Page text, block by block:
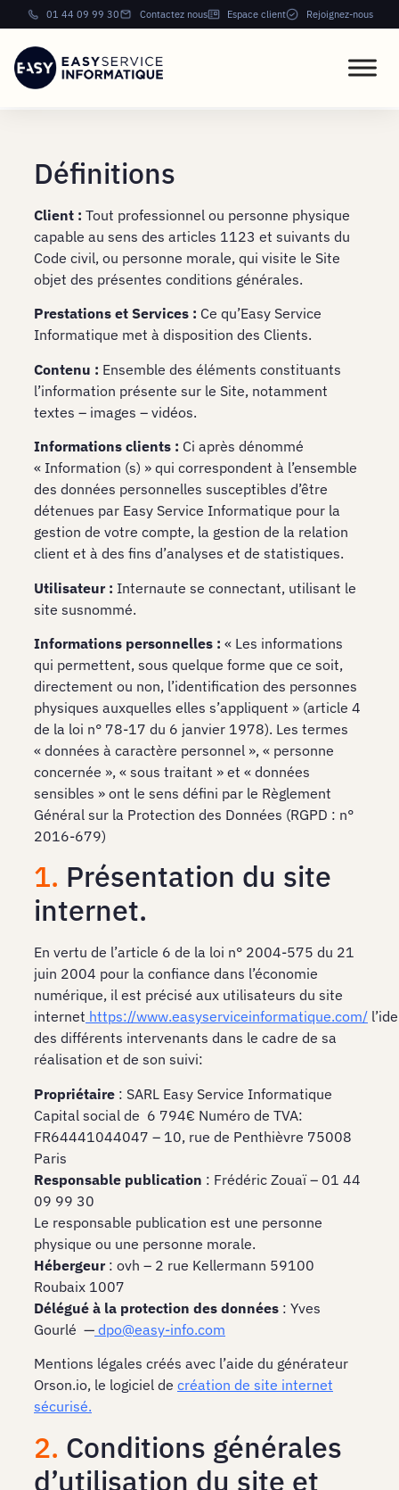
01 44 09 99 30 Contactez nous Espace client Rejoignez-nous
Définitions
Client : Tout professionnel ou personne physique
capable au sens des articles 1123 et suivants du
Code civil, ou personne morale, qui visite le Site
objet des présentes conditions générales.
Prestations et Services : Ce qu’Easy Service
Informatique met à disposition des Clients.
Contenu : Ensemble des éléments constituants
l’information présente sur le Site, notamment
textes – images – vidéos.
Informations clients : Ci après dénommé
« Information (s) » qui correspondent à l’ensemble
des données personnelles susceptibles d’être
détenues par Easy Service Informatique pour la
gestion de votre compte, la gestion de la relation
client et à des fins d’analyses et de statistiques.
Utilisateur : Internaute se connectant, utilisant le
site susnommé.
Informations personnelles : « Les informations
qui permettent, sous quelque forme que ce soit,
directement ou non, l’identification des personnes
physiques auxquelles elles s’appliquent » (article 4
de la loi n° 78-17 du 6 janvier 1978). Les termes
« données à caractère personnel », « personne
concernée », « sous traitant » et « données
sensibles » ont le sens défini par le Règlement
Général sur la Protection des Données (RGPD : n°
2016-679)
1. Présentation du site
internet.
En vertu de l’article 6 de la loi n° 2004-575 du 21
juin 2004 pour la confiance dans l’économie
numérique, il est précisé aux utilisateurs du site
internet https://www.easyserviceinformatique.com/
des différents intervenants dans le cadre de sa
réalisation et de son suivi:
Propriétaire : SARL Easy Service Informatique
Capital social de 6 794€ Numéro de TVA:
FR64441044047 – 10, rue de Penthièvre 75008
Paris
Responsable publication : Frédéric Zouaï – 01 44
09 99 30
Le responsable publication est une personne
physique ou une personne morale.
Hébergeur: ovh – 2 rue Kellermann 59100
Roubaix 1007
Délégué à la protection des données : Yves
Gourlé — dpo@easy-info.com
Mentions légales créés avec l’aide du générateur
Orson.io, le logiciel de création de site internet
sécurisé.
2. Conditions générales
d’utilisation du site et